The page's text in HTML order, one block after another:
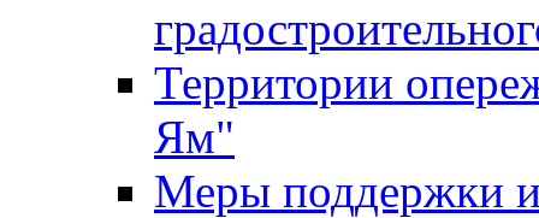
Территории
Ям"
Меры поддержки